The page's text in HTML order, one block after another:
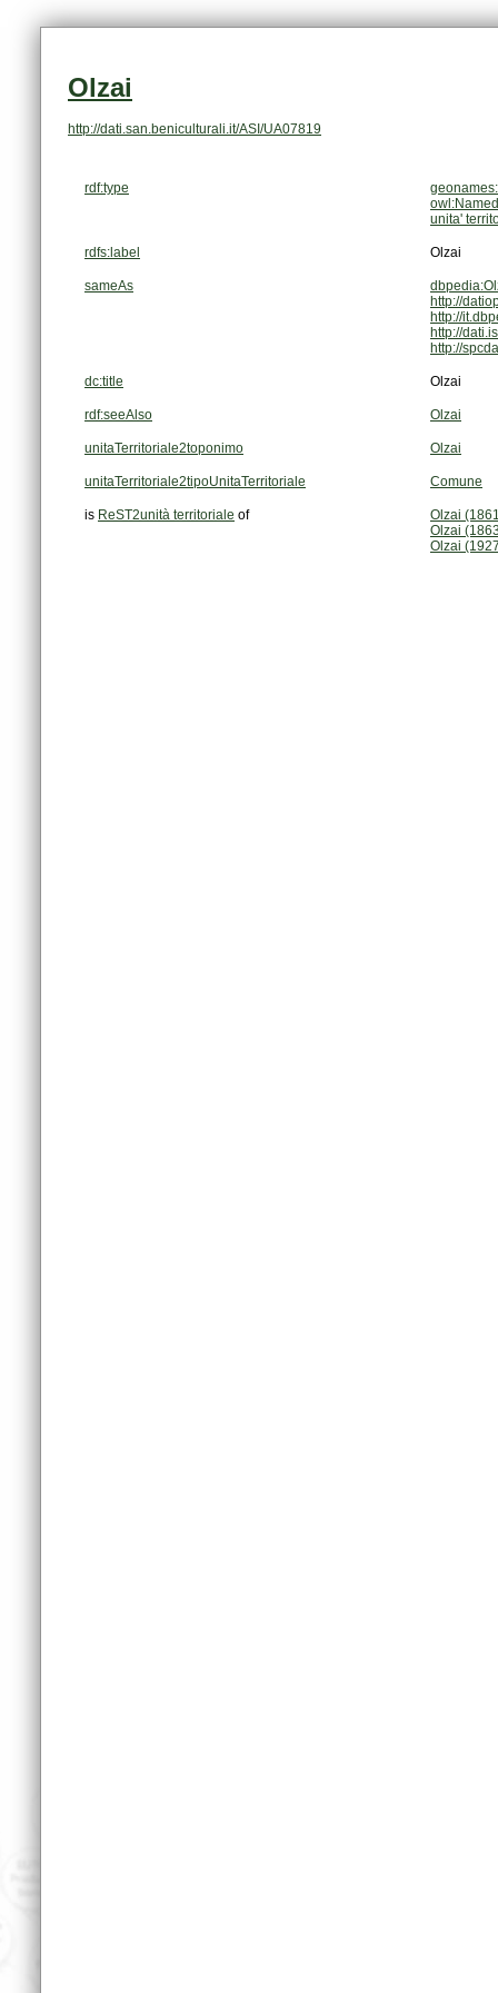
Olzai
http://dati.san.beniculturali.it/ASI/UA07819
rdf:type
unita'
rdfs:label Olzai
sameAs
http://
http://
http://
http://
dc:title Olzai
rdf:seeAlso Olzai
unitaTerritoriale2toponimo Olzai
unitaTerritoriale2tipoUnitaTerritoriale Comune
is ReST2unità territoriale of
Olzai
Olzai
Olzai